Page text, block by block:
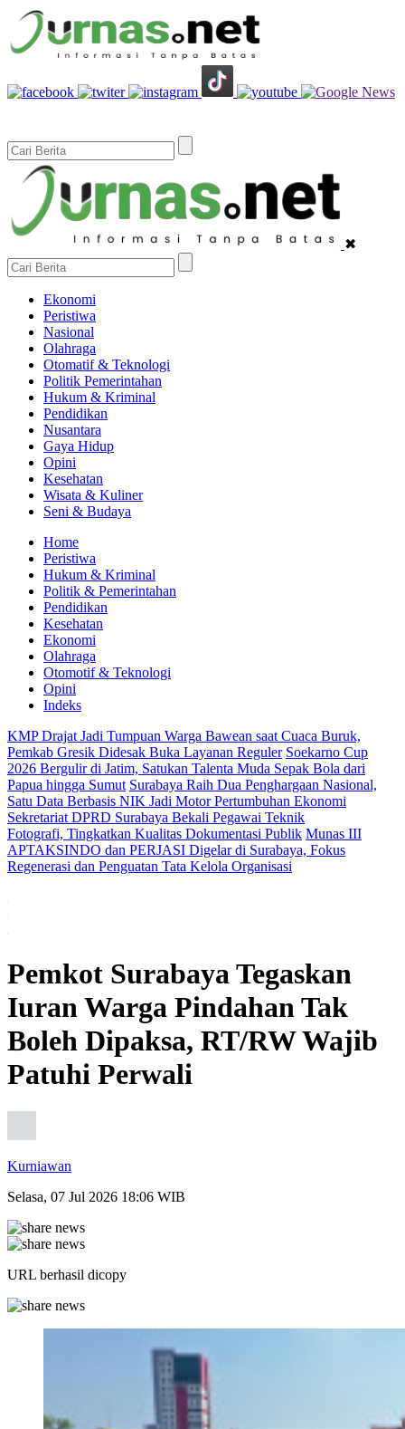
Ekonomi
Peristiwa
Nasional
Olahraga
Otomatif & Teknologi
Politik Pemerintahan
Hukum & Kriminal
Pendidikan
Nusantara
Gaya Hidup
Opini
Kesehatan
Wisata & Kuliner
Seni & Budaya
Home
Peristiwa
Hukum & Kriminal
Politik & Pemerintahan
Pendidikan
Kesehatan
Ekonomi
Olahraga
Otomotif & Teknologi
Opini
Indeks
KMP Drajat Jadi Tumpuan Warga Bawean saat Cuaca Buruk,
Pemkab Gresik Didesak Buka Layanan Reguler Soekarno Cup
2026 Bergulir di Jatim, Satukan Talenta Muda Sepak Bola dari
Papua hingga Sumut Surabaya Raih Dua Penghargaan Nasional,
Satu Data Berbasis NIK Jadi Motor Pertumbuhan Ekonomi
Sekretariat DPRD Surabaya Bekali Pegawai Teknik
Fotografi, Tingkatkan Kualitas Dokumentasi Publik
APTAKSINDO dan PERJASI Digelar di Surabaya, Fokus
Regenerasi dan Penguatan Tata Kelola Organisasi
Pemkot Surabaya Tegaskan
Iuran Warga Pindahan Tak
Boleh Dipaksa, RT/RW Wajib
Patuhi Perwali
Selasa, 07 Jul 2026 18:06 WIB
URL berhasil dicopy